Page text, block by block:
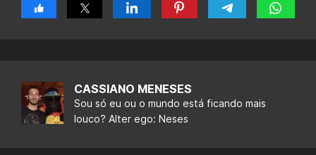
CASSIANO MENESES
Sou só eu ou o mundo está ficando mais
louco? Alter ego: Neses